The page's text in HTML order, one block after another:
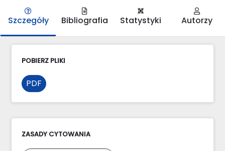
Szczegóły Bibliografia Statystyki Autorzy
POBIERZ PLIKI
PDF
ZASADY CYTOWANIA